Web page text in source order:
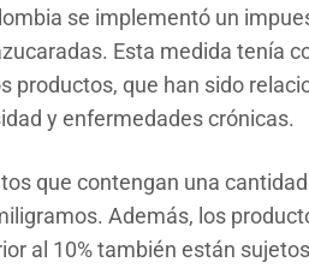
se implementó un
Esta medida tenía
productos, que han sido
y enfermedades crónicas.
que contengan una
Además, los
al 10% también están